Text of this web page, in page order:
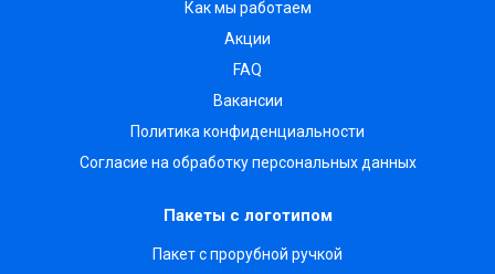
Как мы работаем
Акции
FAQ
Вакансии
Политика конфиденциальности
Согласие на обработку персональных данных
Пакеты с логотипом
Пакет с прорубной ручкой